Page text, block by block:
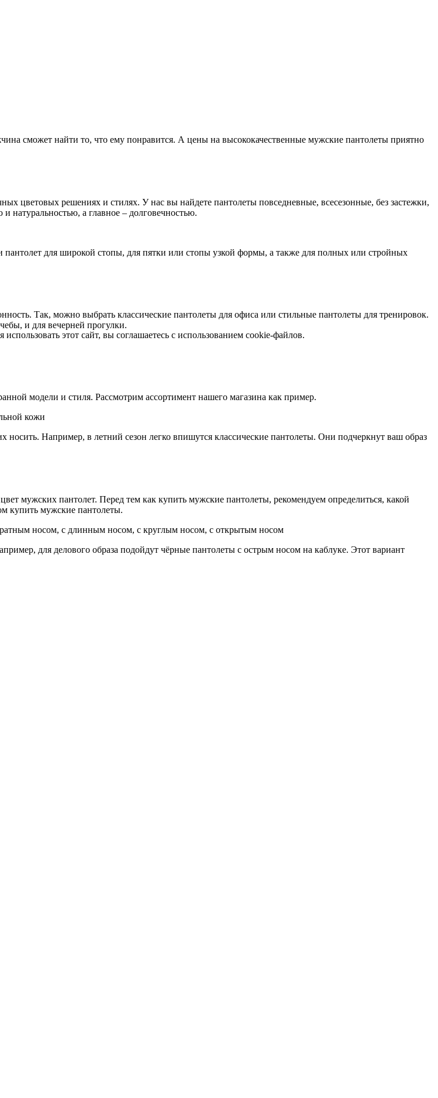
сможет найти то, что ему понравится. А цены на высококачественные мужские пантолеты приятно
цветовых решениях и стилях. У нас вы найдете пантолеты повседневные, всесезонные, без застежки,
натуральностью, а главное – долговечностью.
для широкой стопы, для пятки или стопы узкой формы, а также для полных или стройных
Так, можно выбрать классические пантолеты для офиса или стильные пантолеты для тренировок.
и для вечерней прогулки.
модели и стиля. Рассмотрим ассортимент нашего магазина как пример.
кожи
Например, в летний сезон легко впишутся классические пантолеты. Они подчеркнут ваш образ
мужских пантолет. Перед тем как купить мужские пантолеты, рекомендуем определиться, какой
купить мужские пантолеты.
носом, с длинным носом, с круглым носом, с открытым носом
для делового образа подойдут чёрные пантолеты с острым носом на каблуке. Этот вариант
этот сайт, вы соглашаетесь с использованием cookie-файлов.